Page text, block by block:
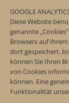
GOOGLE
Diese Website
genannte
Browsers auf
dort gespeichert,
können Sie Ihren
von Cookies
können. Eine
Funktionalität